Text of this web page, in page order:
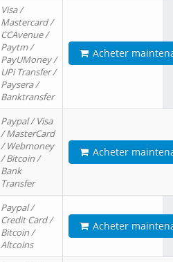
Visa /
Mastercard /
CCAvenue /
Paytm /
PayUMoney /
UPi Transfer /
Paysera /
Banktransfer
Acheter
Paypal / Visa
/ MasterCard
/ Webmoney
/ Bitcoin /
Bank
Transfer
Acheter
Paypal /
Credit Card /
Bitcoin /
Altcoins
Acheter